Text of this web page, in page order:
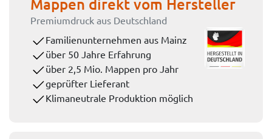
Mappen direkt vom Hersteller
Premiumdruck aus Deutschland
Familienunternehmen aus Mainz
über 50 Jahre Erfahrung
über 2,5 Mio. Mappen pro Jahr
geprüfter Lieferant
Klimaneutrale Produktion möglich